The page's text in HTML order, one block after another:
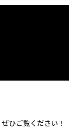
ひご覧ください！